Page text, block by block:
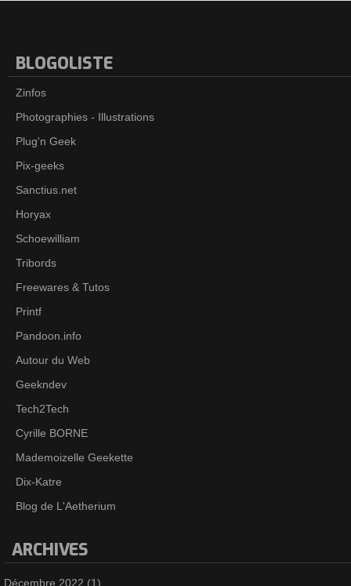
BLOGOLISTE
Zinfos
Photographies - Illustrations
Plug'n Geek
Pix-geeks
Sanctius.net
Horyax
Schoewilliam
Tribords
Freewares & Tutos
Printf
Pandoon.info
Autour du Web
Geekndev
Tech2Tech
Cyrille BORNE
Mademoizelle Geekette
Dix-Katre
Blog de L'Aetherium
ARCHIVES
Décembre 2022 (1)